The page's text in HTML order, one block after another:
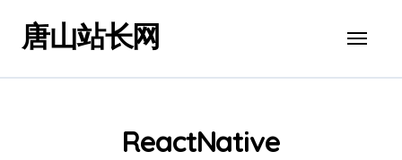
唐山站长网
ReactNative